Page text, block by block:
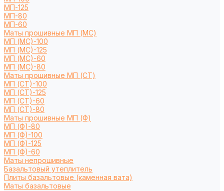
МП-125
МП-80
МП-60
Маты прошивные МП (МС)
МП (МС)-100
МП (МС)-125
МП (МС)-60
МП (МС)-80
Маты прошивные МП (СТ)
МП (СТ)-100
МП (СТ)-125
МП (СТ)-60
МП (СТ)-80
Маты прошивные МП (Ф)
МП (Ф)-80
МП (Ф)-100
МП (Ф)-125
МП (Ф)-60
Маты непрошивные
Базальтовый утеплитель
Плиты базальтовые (каменная вата)
Маты базальтовые